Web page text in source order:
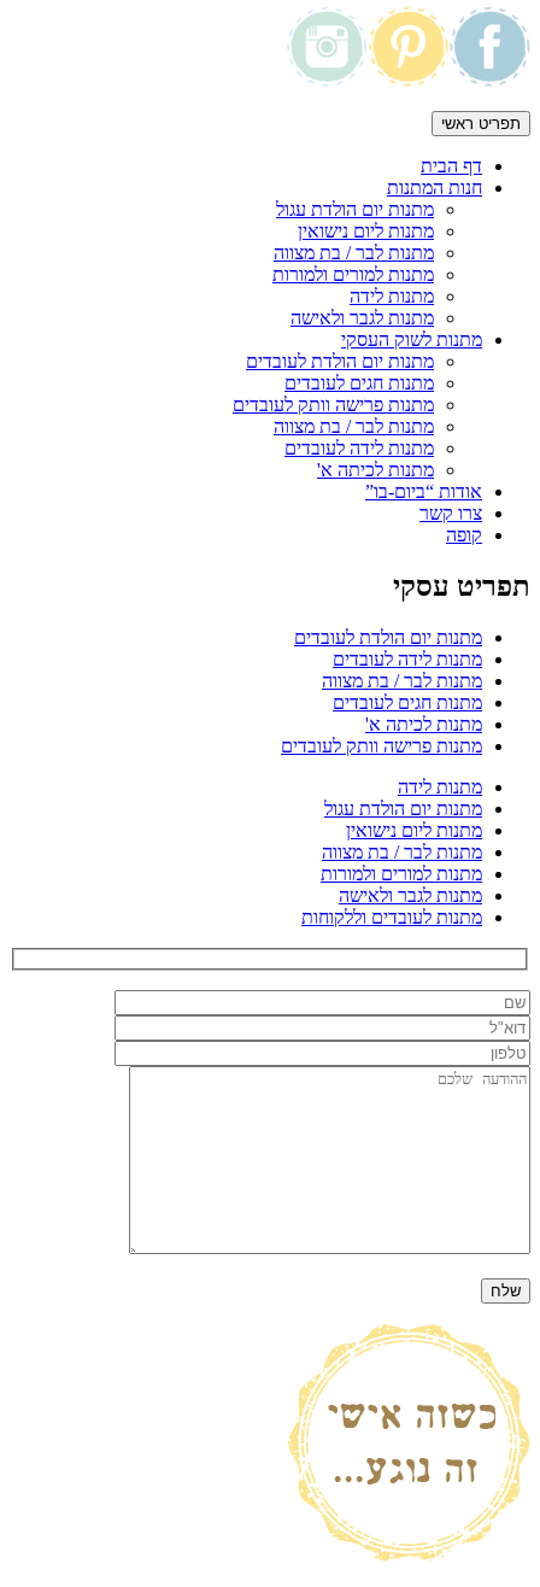
תפריט ראשי
דף הבית
חנות המתנות
מתנות יום הולדת עגול
מתנות ליום נישואין
מתנות לבר / בת מצווה
מתנות למורים ולמורות
מתנות לידה
מתנות לגבר ולאישה
מתנות לשוק העסקי
מתנות יום הולדת לעובדים
מתנות חגים לעובדים
מתנות פרישה וותק לעובדים
מתנות לבר / בת מצווה
מתנות לידה לעובדים
מתנות לכיתה א'
אודות “ביום-בו”
צרו קשר
קופה
תפריט עסקי
מתנות יום הולדת לעובדים
מתנות לידה לעובדים
מתנות לבר / בת מצווה
מתנות חגים לעובדים
מתנות לכיתה א'
מתנות פרישה וותק לעובדים
מתנות לידה
מתנות יום הולדת עגול
מתנות ליום נישואין
מתנות לבר / בת מצווה
מתנות למורים ולמורות
מתנות לגבר ולאישה
מתנות לעובדים וללקוחות